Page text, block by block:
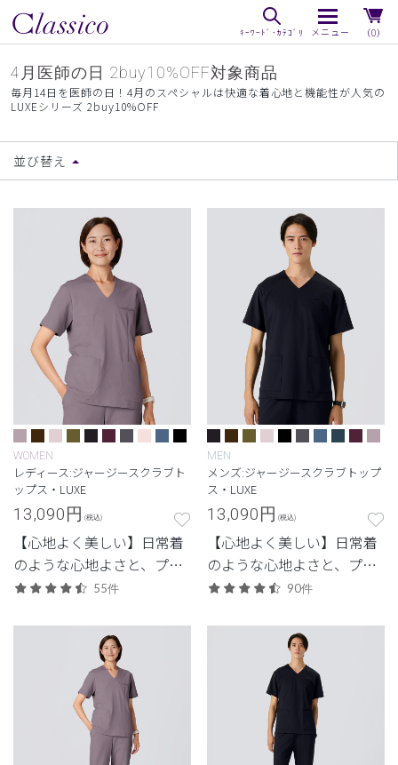
（0）
4月医師の日 2buy10%OFF対象商品
毎月14日を医師の日！4月のスペシャルは快適な着心地と機能性が人気の
LUXEシリーズ 2buy10%OFF
並び替え
WOMEN
レディース:ジャージースクラブト
ップス・LUXE
13,090円 (税込)
【心地よく美しい】日常着
のような心地よさと、プロ
フェッショナルにふさわし
リーズ。
55件
MEN
メンズ:ジャージースクラブトップ
ス・LUXE
13,090円 (税込)
【心地よく美しい】日常着
のような心地よさと、プロ
フェッショナルにふさわし
リーズ。
90件